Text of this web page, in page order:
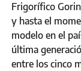
Frigorífico
y hasta el
modelo en el
última
entre los cinco